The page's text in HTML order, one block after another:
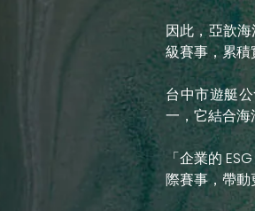
因此，亞歆
級賽事，累
台中市遊艇
一，它結合
「企業的
際賽事，帶